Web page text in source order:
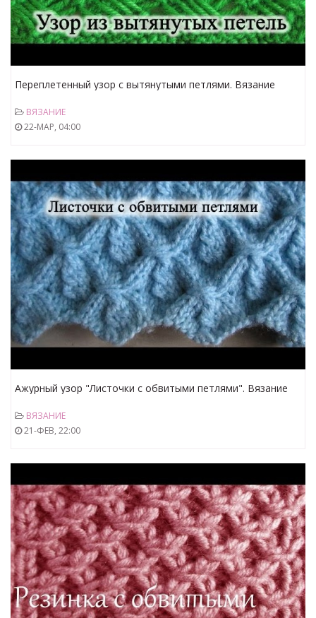
Переплетенный узор c вытянутыми петлями. Вязание
ВЯЗАНИЕ
22-МАР, 04:00
Ажурный узор "Листочки с обвитыми петлями". Вязание
ВЯЗАНИЕ
21-ФЕВ, 22:00